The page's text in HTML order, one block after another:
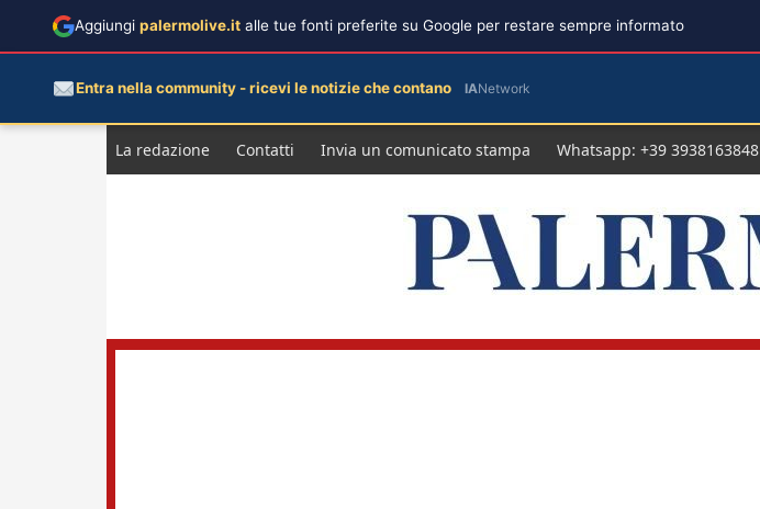
La redazione Contatti Invia un comunicato stampa Whatsapp: +39 3938163848
Aggiungi palermolive.it alle tue fonti preferite su Google per restare sempre informato
Entra nella community - ricevi le notizie che contano IANetwork